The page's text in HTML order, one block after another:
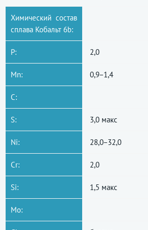
Химический состав
сплава Кобальт 6b:
P: 2,0
Mn: 0,9−1,4
C:
S: 3,0 макс
Ni: 28,0−32,0
Cr: 2,0
Si: 1,5 макс
Mo: